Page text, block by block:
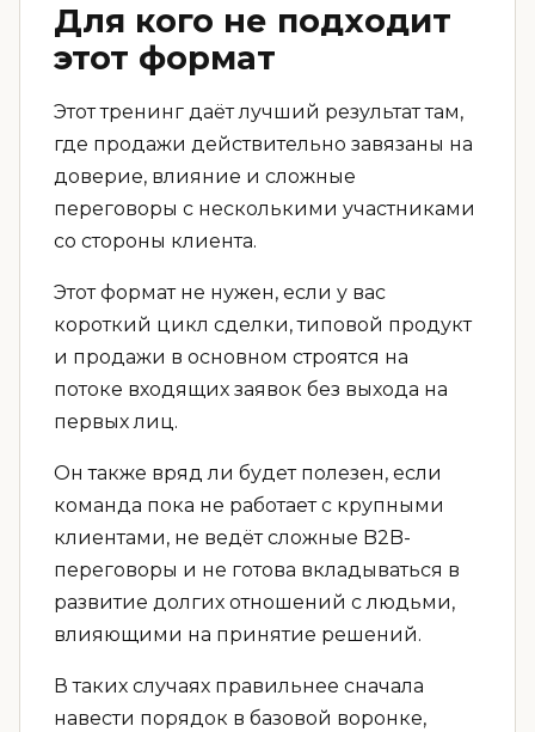
Для кого не подходит
этот формат
Этот тренинг даёт лучший результат там,
где продажи действительно завязаны на
доверие, влияние и сложные
переговоры с несколькими участниками
со стороны клиента.
Этот формат не нужен, если у вас
короткий цикл сделки, типовой продукт
и продажи в основном строятся на
потоке входящих заявок без выхода на
первых лиц.
Он также вряд ли будет полезен, если
команда пока не работает с крупными
клиентами, не ведёт сложные B2B-
переговоры и не готова вкладываться в
развитие долгих отношений с людьми,
влияющими на принятие решений.
В таких случаях правильнее сначала
навести порядок в базовой воронке,